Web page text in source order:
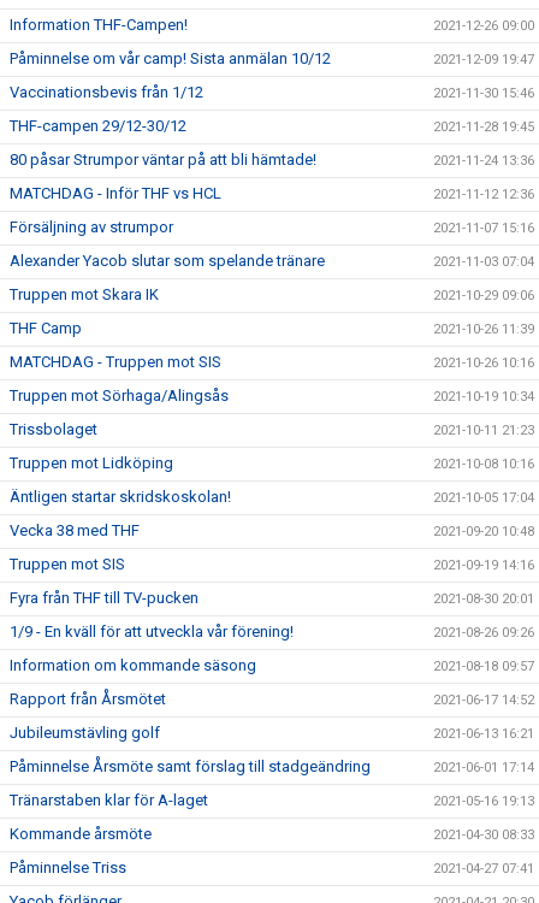
Information THF-Campen! 2021-12-26 09:00
Påminnelse om vår camp! Sista anmälan 10/12 2021-12-09 19:47
Vaccinationsbevis från 1/12 2021-11-30 15:46
THF-campen 29/12-30/12 2021-11-28 19:45
80 påsar Strumpor väntar på att bli hämtade! 2021-11-24 13:36
MATCHDAG - Inför THF vs HCL 2021-11-12 12:36
Försäljning av strumpor 2021-11-07 15:16
Alexander Yacob slutar som spelande tränare 2021-11-03 07:04
Truppen mot Skara IK 2021-10-29 09:06
THF Camp 2021-10-26 11:39
MATCHDAG - Truppen mot SIS 2021-10-26 10:16
Truppen mot Sörhaga/Alingsås 2021-10-19 10:34
Trissbolaget 2021-10-11 21:23
Truppen mot Lidköping 2021-10-08 10:16
Äntligen startar skridskoskolan! 2021-10-05 17:04
Vecka 38 med THF 2021-09-20 10:48
Truppen mot SIS 2021-09-19 14:16
Fyra från THF till TV-pucken 2021-08-30 20:01
1/9 - En kväll för att utveckla vår förening! 2021-08-26 09:26
Information om kommande säsong 2021-08-18 09:57
Rapport från Årsmötet 2021-06-17 14:52
Jubileumstävling golf 2021-06-13 16:21
Påminnelse Årsmöte samt förslag till stadgeändring 2021-06-01 17:14
Tränarstaben klar för A-laget 2021-05-16 19:13
Kommande årsmöte 2021-04-30 08:33
Påminnelse Triss 2021-04-27 07:41